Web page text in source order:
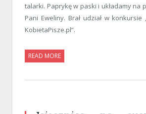
talarki. Paprykę w paski i układamy na
Pani Eweliny. Brał udział w konkursie
KobietaPisze.pl”.
READ MORE